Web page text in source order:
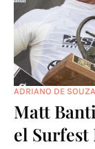
ADRIANO DE SOUZA
Matt
el Surfest